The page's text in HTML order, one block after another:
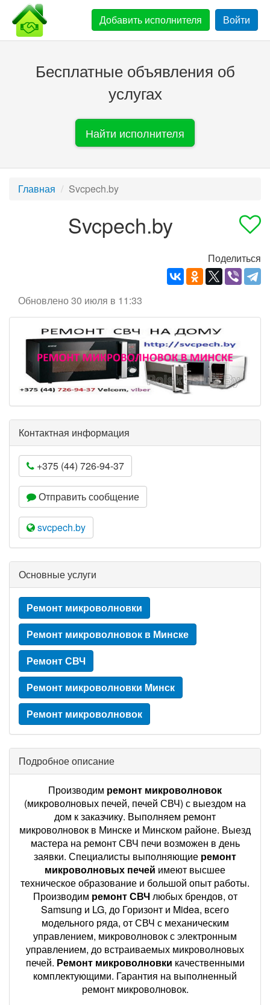
Добавить исполнителя Войти
Бесплатные объявления об
услугах
Найти исполнителя
Главная Svcpech.by
Svcpech.by
Поделиться
Обновлено 30 июля в 11:33
Контактная информация
+375 (44) 726-94-37
Отправить сообщение
svcpech.by
Основные услуги
Ремонт микроволновки
Ремонт микроволновок в Минске
Ремонт СВЧ
Ремонт микроволновки Минск
Ремонт микроволновок
Подробное описание
Производим ремонт микроволновок
(микроволновых печей, печей СВЧ) с выездом на
дом к заказчику. Выполняем ремонт
микроволновок в Минске и Минском районе. Выезд
мастера на ремонт СВЧ печи возможен в день
заявки. Специалисты выполняющие ремонт
микроволновых печей имеют высшее
техническое образование и большой опыт работы.
Производим ремонт СВЧлюбых брендов, от
Samsung и LG, до Горизонт и Midea, всего
модельного ряда, от СВЧ с механическим
управлением, микроволновок с электронным
управлением, до встраиваемых микроволновых
печей. Ремонт микроволновки качественными
комплектующими. Гарантия на выполненный
ремонт микроволновок.